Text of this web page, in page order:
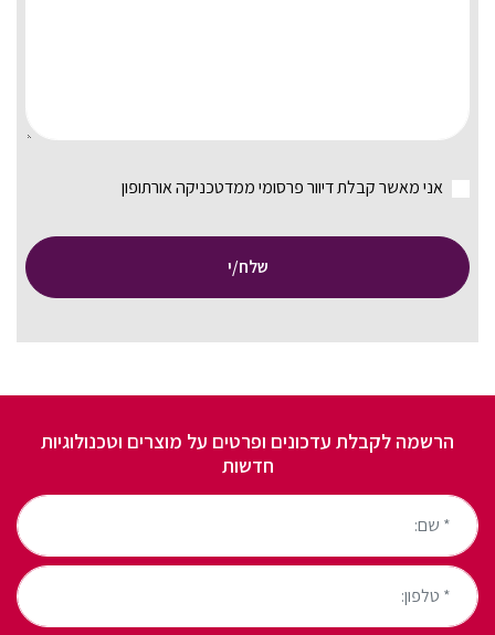
אני מאשר קבלת דיוור פרסומי ממדטכניקה אורתופון
שלח/י
הרשמה לקבלת עדכונים ופרטים על מוצרים וטכנולוגיות
חדשות
* שם:
* טלפון: